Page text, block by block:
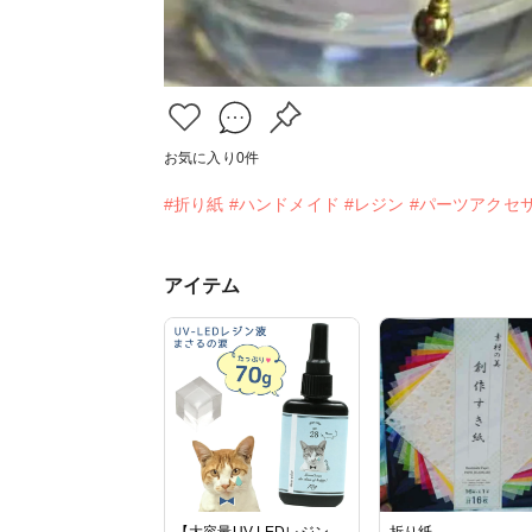
お気に入り 0件
#折り紙 #ハンドメイド #レジン #パーツアクセ
アイテム